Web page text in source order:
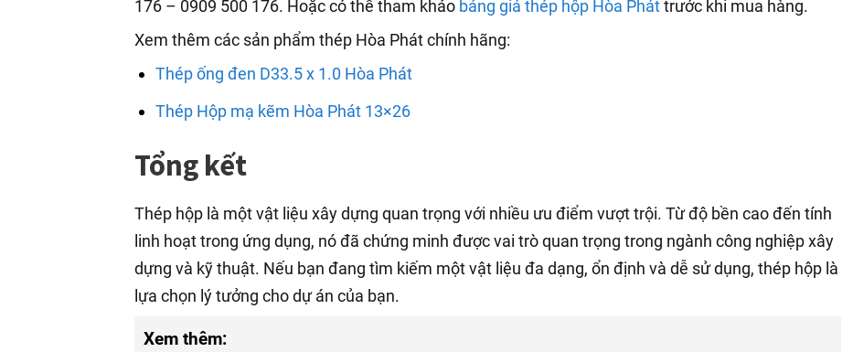
176 – 0909 500 176. Hoặc có thể tham khảo bảng giá thép hộp Hòa Pháttrước khi mua hàng.
Xem thêm các sản phẩm thép Hòa Phát chính hãng:
Thép ống đen D33.5 x 1.0 Hòa Phát
Thép Hộp mạ kẽm Hòa Phát 13×26
Tổng kết
Thép hộp là một vật liệu xây dựng quan trọng với nhiều ưu điểm vượt trội. Từ độ bền cao đến tính
linh hoạt trong ứng dụng, nó đã chứng minh được vai trò quan trọng trong ngành công nghiệp xây
dựng và kỹ thuật. Nếu bạn đang tìm kiếm một vật liệu đa dạng, ổn định và dễ sử dụng, thép hộp là
lựa chọn lý tưởng cho dự án của bạn.
Xem thêm: